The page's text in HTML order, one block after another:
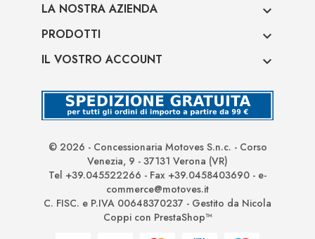
LA NOSTRA AZIENDA 
PRODOTTI 
IL VOSTRO ACCOUNT 
© 2026 - Concessionaria Motoves S.n.c. - Corso
Venezia, 9 - 37131 Verona (VR)
Tel +39.045522266 - Fax +39.0458403690 - e-
commerce@motoves.it
C. FISC. e P.IVA 00648370237 - Gestito da Nicola
Coppi con PrestaShop™